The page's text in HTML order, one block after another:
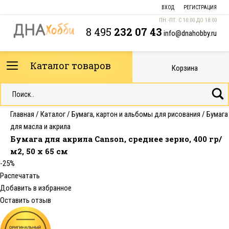
ВХОД РЕГИСТРАЦИЯ
ПН.-ПТ. С 10:00 ДО 18:00
8 495 232 07 43 info@dnahobby.ru
Каталог товаров Корзина
Главная / Каталог/ Бумага, картон и альбомы для рисования / Бумага
для масла и акрила
Бумага для акрила Canson, среднее зерно, 400 гр/
м2, 50 x 65 см
-25%
Распечатать
Добавить в избранное
Оставить отзыв